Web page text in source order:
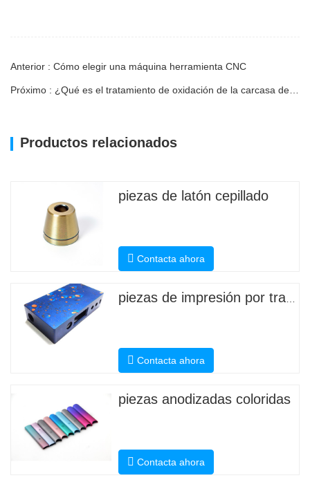
Anterior : Cómo elegir una máquina herramienta CNC
Productos relacionados
piezas de latón cepillado
Contacta ahora
Contacta ahora
piezas anodizadas coloridas
Contacta ahora